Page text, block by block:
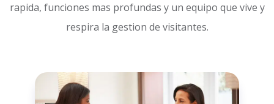
rapida, funciones mas profundas y un equipo que vive y
respira la gestion de visitantes.